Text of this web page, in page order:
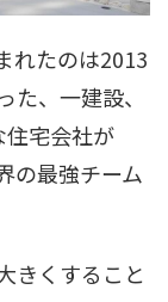
れたのは2013
、一建設、
宅会社が
の最強チーム
きくすること